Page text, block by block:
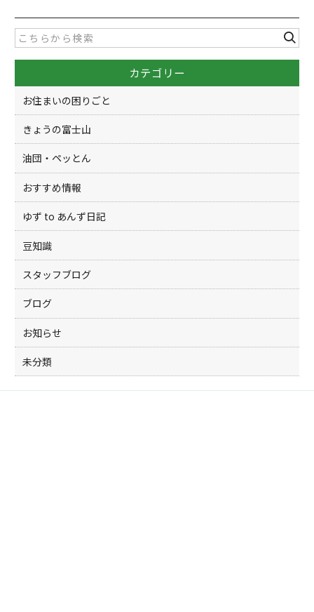
e
b
o
o
k
er
カテゴリー
お住まいの困りごと
きょうの富士山
油団・ペッとん
おすすめ情報
ゆず to あんず日記
豆知識
スタッフブログ
ブログ
お知らせ
未分類